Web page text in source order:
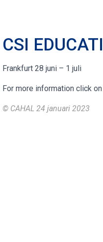
CSI
Frankfurt 28 juni – 1 juli
For more information click
© CAHAL 24 januari 2023